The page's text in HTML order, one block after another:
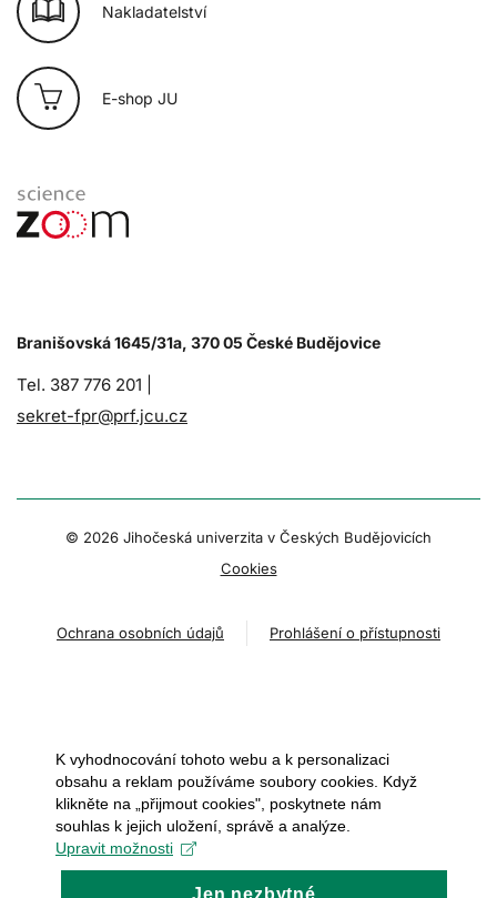
Nakladatelství
E-shop JU
Branišovská 1645/31a, 370 05 České Budějovice
Tel. 387 776 201 |
sekret-fpr@prf.jcu.cz
© 2026 Jihočeská univerzita v Českých Budějovicích
Cookies
Ochrana osobních údajů Prohlášení o přístupnosti
K vyhodnocování tohoto webu a k personalizaci
obsahu a reklam používáme soubory cookies. Když
klikněte na „přijmout cookies", poskytnete nám
souhlas k jejich uložení, správě a analýze.
Upravit možnosti
Jen nezbytné